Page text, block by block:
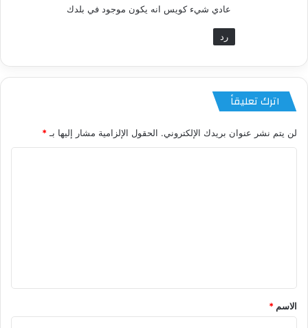
عادي شيء كويس انه يكون موجود في بلدك
رد
اترك تعليقاً
لن يتم نشر عنوان بريدك الإلكتروني. الحقول الإلزامية مشار إليها بـ *
*
الاسم *